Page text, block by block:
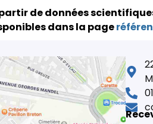
de données
dans la page